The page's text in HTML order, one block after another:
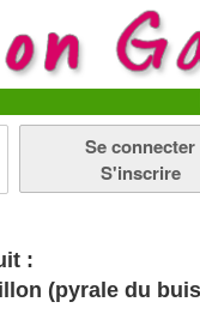
Se connecter
S'inscrire
:
(pyrale du